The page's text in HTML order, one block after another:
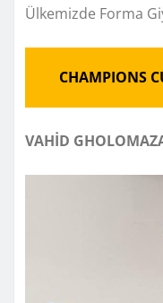
Ülkemizde Forma
CHAMPIONS
VAHİD